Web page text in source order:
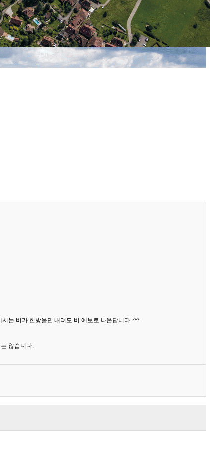
서는 비가 한방울만 내려도 비 예보로 나온답니다. ^^
않습니다.